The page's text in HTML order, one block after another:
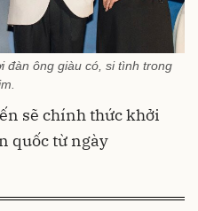
đàn ông giàu có, si tình trong
sẽ chính thức khởi
quốc từ ngày